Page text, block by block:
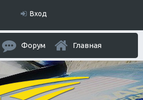
Вход
Форум Главная